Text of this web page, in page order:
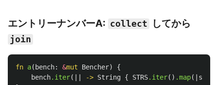
エントリーナンバーA: collect してから
join
fn a( bench: &mut Bencher)
{
bench.iter(|| -> String { STRS.iter() .map(| s